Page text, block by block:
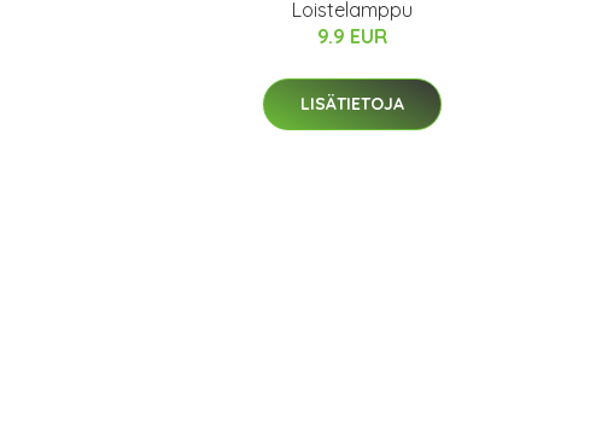
Loistelamppu
9.9 EUR
LISÄTIETOJA